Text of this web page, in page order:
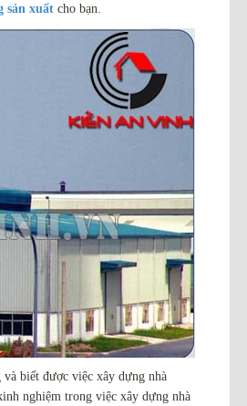
sản xuấtcho bạn.
biết được việc xây dựng nhà
nghiệm trong việc xây dựng nhà